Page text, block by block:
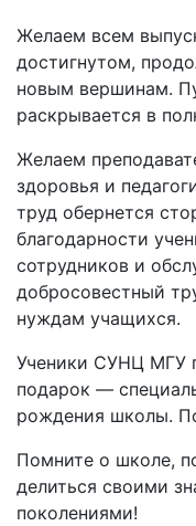
Желаем всем
достигнутом,
новым вершинам.
раскрывается в
Желаем
здоровья и
труд обернется
благодарности
сотрудников и
добросовестный
нуждам учащихся.
Ученики СУНЦ МГУ
подарок —
рождения школы.
Помните о школе,
делиться своими
поколениями!